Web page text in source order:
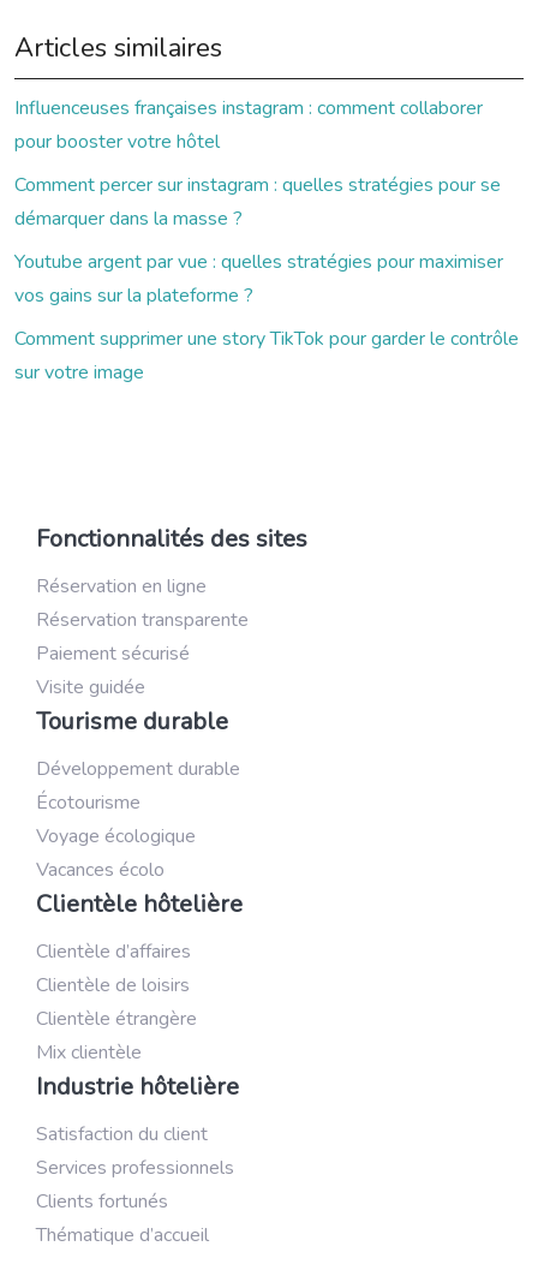
Articles similaires
Influenceuses françaises instagram : comment collaborer
pour booster votre hôtel
Comment percer sur instagram : quelles stratégies pour se
démarquer dans la masse ?
Youtube argent par vue : quelles stratégies pour maximiser
vos gains sur la plateforme ?
Comment supprimer une story TikTok pour garder le contrôle
sur votre image
Fonctionnalités des sites
Réservation en ligne
Réservation transparente
Paiement sécurisé
Visite guidée
Tourisme durable
Développement durable
Écotourisme
Voyage écologique
Vacances écolo
Clientèle hôtelière
Clientèle d’affaires
Clientèle de loisirs
Clientèle étrangère
Mix clientèle
Industrie hôtelière
Satisfaction du client
Services professionnels
Clients fortunés
Thématique d’accueil